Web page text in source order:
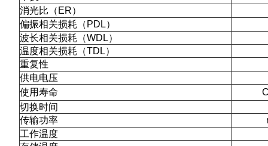
消光比（ ER）
偏振相关损耗（ PDL）
波长相关损耗（WDL）
温度相关损耗（TDL）
重复性
供电电压
使用寿命
切换时间
传输功率
工作温度